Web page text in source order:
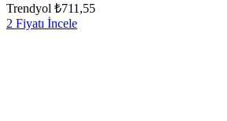
Trendyol ₺711,55
2 Fiyatı İncele